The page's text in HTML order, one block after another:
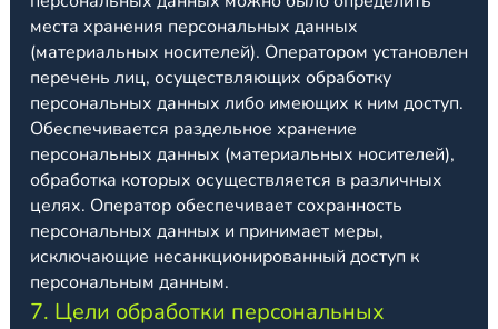
места хранения персональных данных
(материальных носителей). Оператором установлен
перечень лиц, осуществляющих обработку
персональных данных либо имеющих к ним доступ.
Обеспечивается раздельное хранение
персональных данных (материальных носителей),
обработка которых осуществляется в различных
целях. Оператор обеспечивает сохранность
персональных данных и принимает меры,
исключающие несанкционированный доступ к
персональным данным.
7. Цели обработки персональных